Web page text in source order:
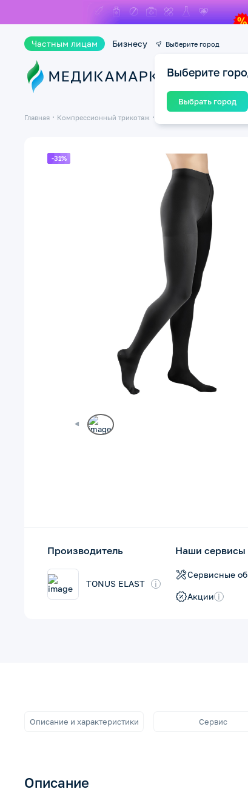
Частным лицам Бизнесу Выберите город
Выберите
Выбрать город
Главная Компрессионный трикотаж
-31%
Производитель
TONUS ELAST i
Наши сервисы
Сервисные
Акции i
Описание и характеристики Сервис
Описание